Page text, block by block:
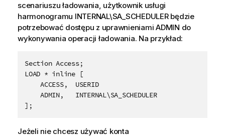
scenariuszu ładowania, użytkownik usługi
harmonogramu INTERNAL\SA_SCHEDULER będzie
potrzebować dostępu z uprawnieniami ADMIN do
wykonywania operacji ładowania. Na przykład:
Section Access;
LOAD * inline [
    ACCESS,  USERID
    ADMIN,   INTERNAL\SA_SCHEDULER
Jeżeli nie chcesz używać konta